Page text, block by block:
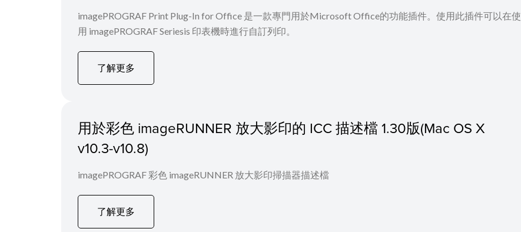
imagePROGRAF Print Plug-In for Office 是一款專門用於Microsoft Office的功能插件。使用此插件可以在使
用 imagePROGRAF Seriesis 印表機時進行自訂列印。
了解更多
用於彩色 imageRUNNER 放大影印的 ICC 描述檔 1.30版(Mac OS X
v10.3-v10.8)
imagePROGRAF 彩色 imageRUNNER 放大影印掃描器描述檔
了解更多